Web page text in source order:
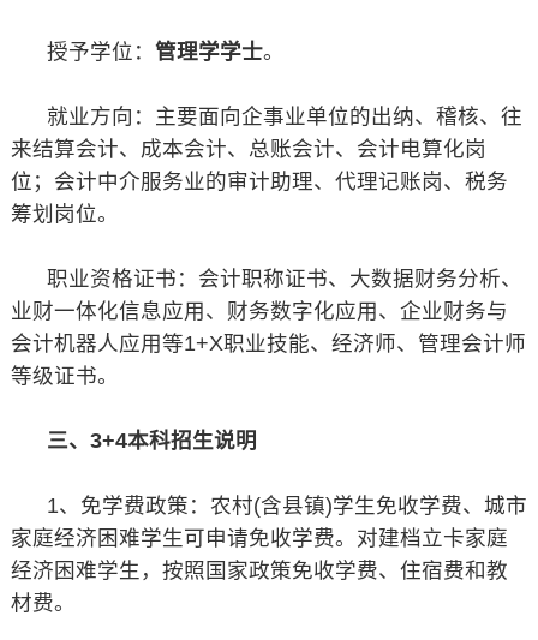
授予学位： 管理学学士。
就业方向：主要面向企事业单位的出纳、稽核、往
来结算会计、成本会计、总账会计、会计电算化岗
位；会计中介服务业的审计助理、代理记账岗、税务
筹划岗位。
职业资格证书：会计职称证书、大数据财务分析、
业财一体化信息应用、财务数字化应用、企业财务与
会计机器人应用等1+X职业技能、经济师、管理会计师
等级证书。
三、3+4本科招生说明
1、免学费政策：农村(含县镇)学生免收学费、城市
家庭经济困难学生可申请免收学费。对建档立卡家庭
经济困难学生，按照国家政策免收学费、住宿费和教
材费。